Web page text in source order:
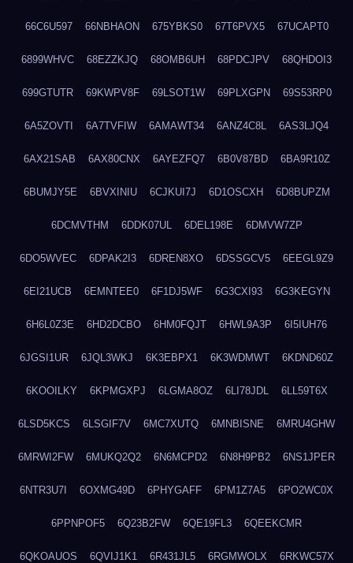
66C6U597 66NBHAON 675YBKS0 67T6PVX5 67UCAPT0
6899WHVC 68EZZKJQ 68OMB6UH 68PDCJPV 68QHDOI3
699GTUTR 69KWPV8F 69LSOT1W 69PLXGPN 69S53RP0
6A5ZOVTI 6A7TVFIW 6AMAWT34 6ANZ4C8L 6AS3LJQ4
6AX21SAB 6AX80CNX 6AYEZFQ7 6B0V87BD 6BA9R10Z
6BUMJY5E 6BVXINIU 6CJKUI7J 6D1OSCXH 6D8BUPZM
6DCMVTHM 6DDK07UL 6DEL198E 6DMVW7ZP
6DO5WVEC 6DPAK2I3 6DREN8XO 6DSSGCV5 6EEGL9Z9
6EI21UCB 6EMNTEE0 6F1DJ5WF 6G3CXI93 6G3KEGYN
6H6L0Z3E 6HD2DCBO 6HM0FQJT 6HWL9A3P 6I5IUH76
6JGSI1UR 6JQL3WKJ 6K3EBPX1 6K3WDMWT 6KDND60Z
6KOOILKY 6KPMGXPJ 6LGMA8OZ 6LI78JDL 6LL59T6X
6LSD5KCS 6LSGIF7V 6MC7XUTQ 6MNBISNE 6MRU4GHW
6MRWI2FW 6MUKQ2Q2 6N6MCPD2 6N8H9PB2 6NS1JPER
6NTR3U7I 6OXMG49D 6PHYGAFF 6PM1Z7A5 6PO2WC0X
6PPNPOF5 6Q23B2FW 6QE19FL3 6QEEKCMR
6QKOAUOS 6QVIJ1K1 6R431JL5 6RGMWOLX 6RKWC57X